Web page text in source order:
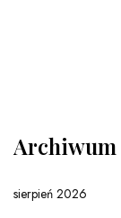
Archiwum
sierpień 2026